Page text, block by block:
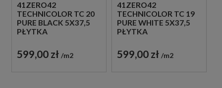
41ZERO42
TECHNICOLOR TC 20
PURE BLACK 5X37,5
PŁYTKA
599,00 zł m2
41ZERO42
TECHNICOLOR TC 19
PURE WHITE 5X37,5
PŁYTKA
599,00 zł m2